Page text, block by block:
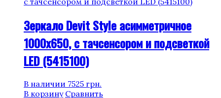
Зеркало Devit Style асимметричное
1000х650, с тачсенсором и подсветкой
LED (5415100)
В наличии 7525 грн.
В корзину Сравнить